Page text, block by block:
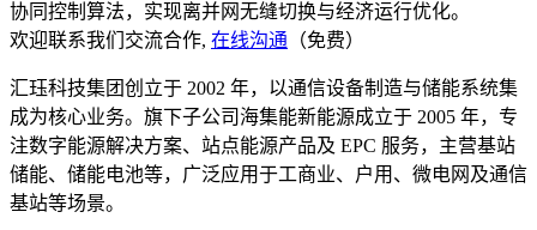
协同控制算法，实现离并网无缝切换与经济运行优化。
欢迎联系我们交流合作, 在线沟通 （免费）
汇珏科技集团创立于 2002 年，以通信设备制造与储能系统集
成为核心业务。旗下子公司海集能新能源成立于 2005 年，专
注数字能源解决方案、站点能源产品及 EPC 服务，主营基站
储能、储能电池等，广泛应用于工商业、户用、微电网及通信
基站等场景。